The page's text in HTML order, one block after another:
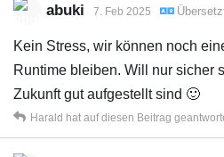
abuki 7. Feb 2025
Kein Stress, wir können noch
Runtime bleiben. Will nur sicher
Zukunft gut aufgestellt sind 🙂
Harald hat auf diesen Beitrag